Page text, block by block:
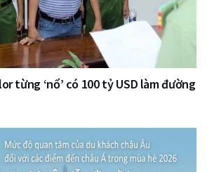
từng ‘nổ’ có 100 tỷ USD làm đường